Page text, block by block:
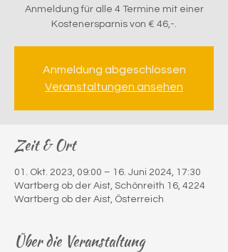
Anmeldung für alle 4 Termine mit einer
Kostenersparnis von € 46,-.
Anmeldung abgeschlossen
Veranstaltungen ansehen
Zeit & Ort
01. Okt. 2023, 09:00 – 16. Juni 2024, 17:30
Wartberg ob der Aist, Schönreith 16, 4224
Wartberg ob der Aist, Österreich
Über die Veranstaltung